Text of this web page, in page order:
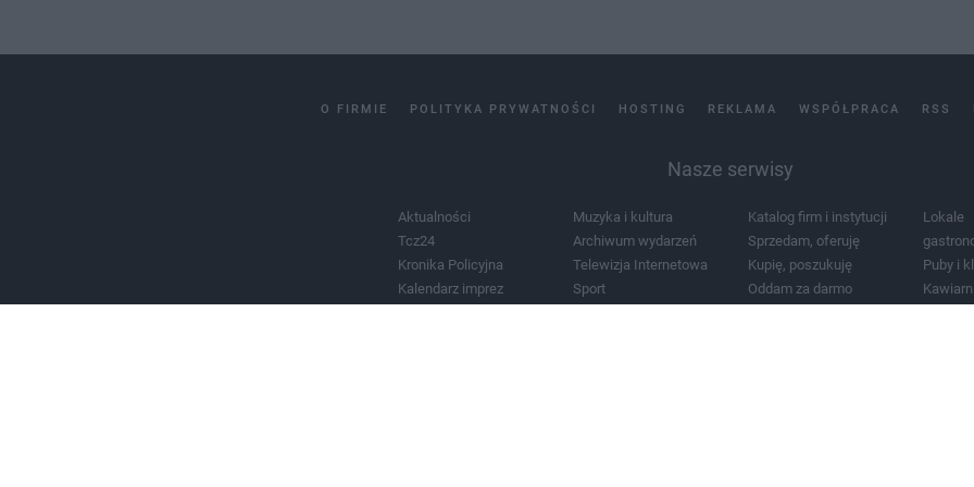
O FIRMIE POLITYKA PRYWATNOŚCI HOSTING REKLAMA WSPÓŁPRACA RSS
Nasze serwisy
Aktualności
Tcz24
Kronika Policyjna
Kalendarz imprez
Muzyka i kultura
Archiwum wydarzeń
Telewizja Internetowa
Sport
Katalog firm i instytucji
Sprzedam, oferuję
Kupię, poszukuję
Oddam za darmo
Lokale
Puby i